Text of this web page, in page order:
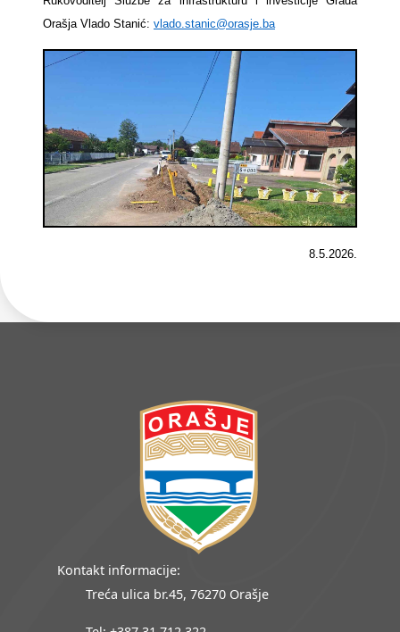
Orašja Vlado Stanić: vlado.stanic@orasje.ba
8.5.2026.
Kontakt informacije:
Treća ulica br.45, 76270 Orašje